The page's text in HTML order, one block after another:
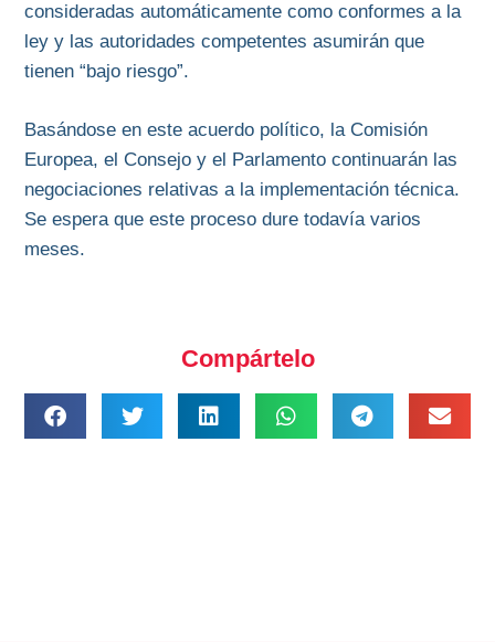
consideradas automáticamente como conformes a la
ley y las autoridades competentes asumirán que
tienen “bajo riesgo”.
Basándose en este acuerdo político, la Comisión
Europea, el Consejo y el Parlamento continuarán las
negociaciones relativas a la implementación técnica.
Se espera que este proceso dure todavía varios
meses.
Compártelo